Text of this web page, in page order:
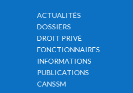
ACTUALITÉS
DOSSIERS
DROIT PRIVÉ
FONCTIONNAIRES
INFORMATIONS
PUBLICATIONS
CANSSM